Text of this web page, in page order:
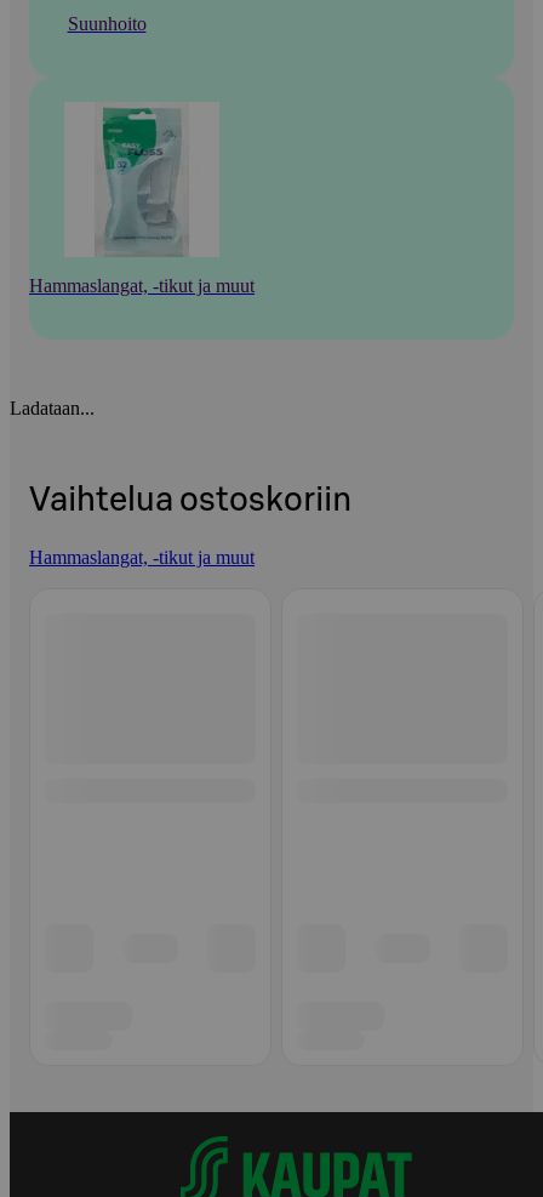
Suunhoito
Hammaslangat, -tikut ja muut
Ladataan...
Vaihtelua ostoskoriin
Hammaslangat, -tikut ja muut